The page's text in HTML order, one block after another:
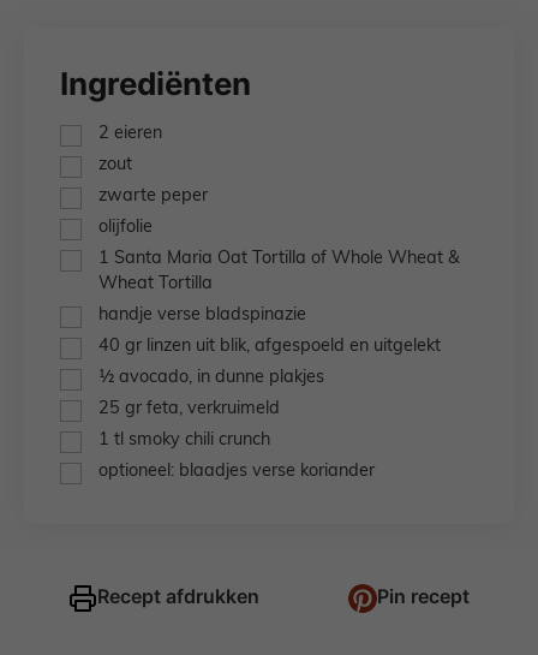
Ingrediënten
▢
2 eieren
▢
zout
▢
zwarte peper
▢
olijfolie
▢1 Santa Maria Oat Tortilla of Whole Wheat &
Wheat Tortilla
▢
handje verse bladspinazie
▢
40 gr linzen uit blik, afgespoeld en uitgelekt
▢½ avocado, in dunne plakjes
▢
25 gr feta, verkruimeld
▢1 tl smoky chili crunch
▢
optioneel: blaadjes verse koriander
Recept afdrukken Pin recept